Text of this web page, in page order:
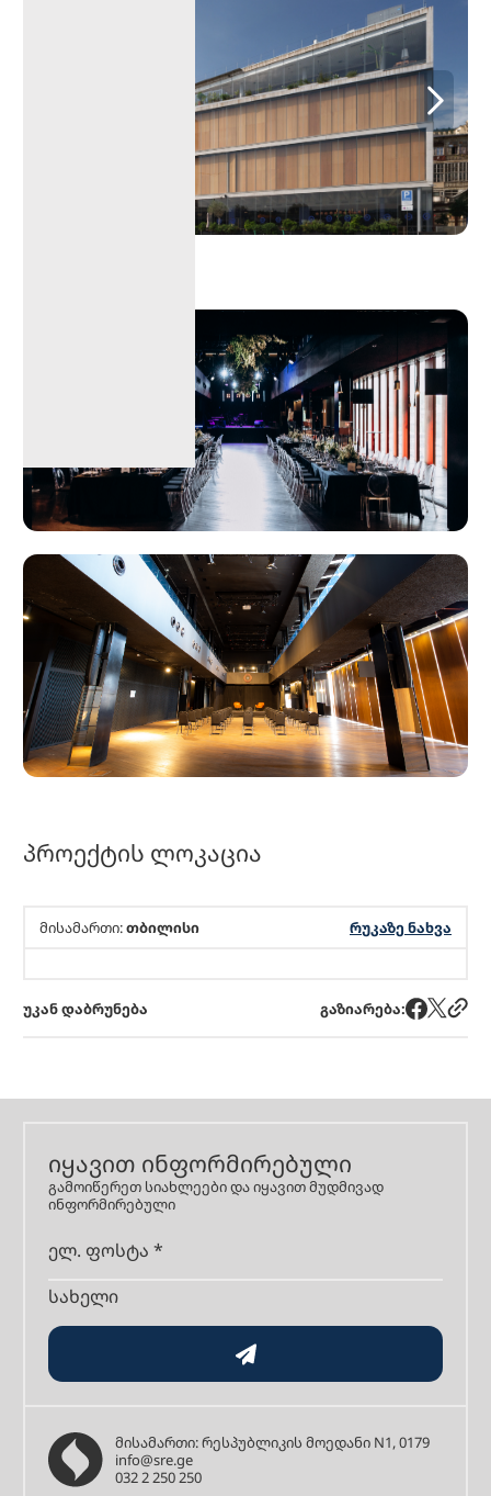
პროექტის ლოკაცია
მისამართი:თბილისი რუკაზე ნახვა
უკან დაბრუნება გაზიარება:
იყავით ინფორმირებული
გამოიწერეთ სიახლეები და იყავით მუდმივად
ინფორმირებული
მისამართი: რესპუბლიკის მოედანი N1, 0179
info@sre.ge
032 2 250 250